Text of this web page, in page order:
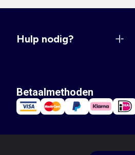
Hulp nodig?
Betaalmethoden